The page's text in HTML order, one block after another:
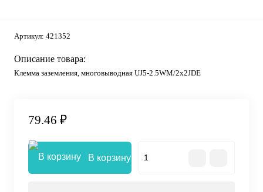
Артикул: 421352
Описание товара:
Клемма заземления, многовыводная UJ5-2.5WM/2x2JDE
79.46 ₽
В корзину